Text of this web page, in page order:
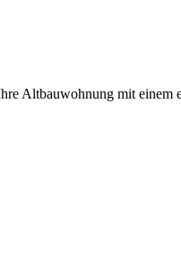
Altbauwohnung mit einem